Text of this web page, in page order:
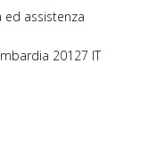
ed assistenza
20127 IT